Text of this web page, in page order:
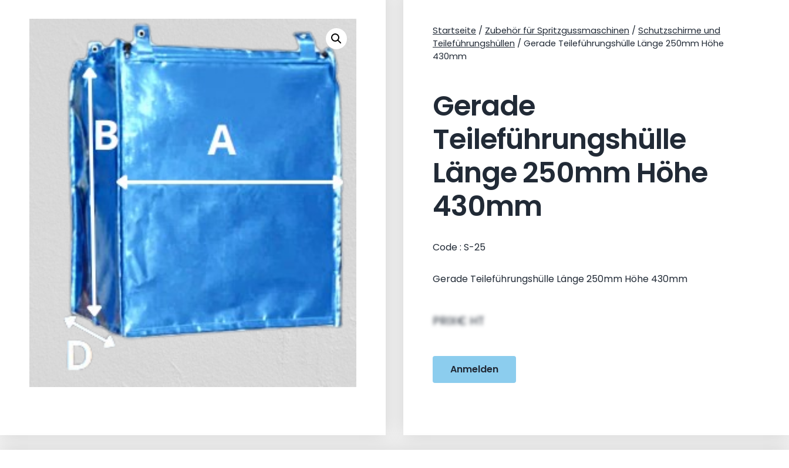
Startseite / Zubehör für Spritzgussmaschinen / Schutzschirme und
Teileführungshüllen / Gerade Teileführungshülle Länge 250mm Höhe
430mm
Gerade
Teileführungshülle
Länge 250mm Höhe
430mm
Code : S-25
Gerade Teileführungshülle Länge 250mm Höhe 430mm
PRIX€ HT
Anmelden